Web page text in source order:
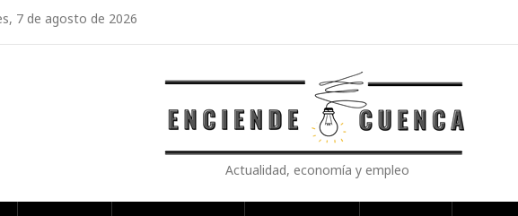
7 de agosto de 2026
Actualidad, economía y empleo